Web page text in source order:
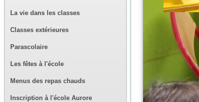
La vie dans les classes
Classes extérieures
Parascolaire
Les fêtes à l'école
Menus des repas chauds
Inscription à l'école Aurore